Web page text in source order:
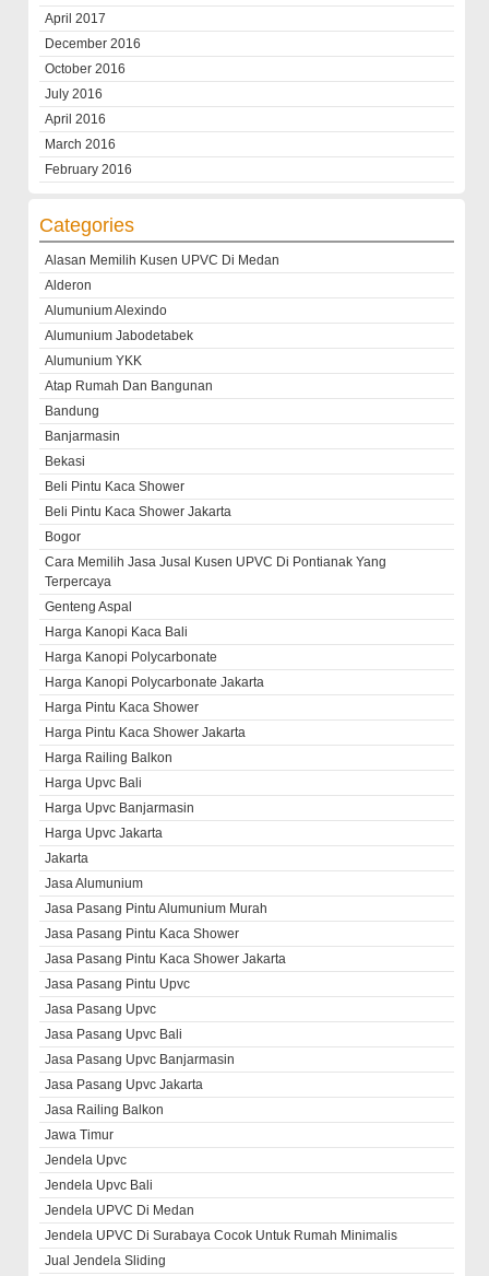
April 2017
December 2016
October 2016
July 2016
April 2016
March 2016
February 2016
Categories
Alasan Memilih Kusen UPVC Di Medan
Alderon
Alumunium Alexindo
Alumunium Jabodetabek
Alumunium YKK
Atap Rumah Dan Bangunan
Bandung
Banjarmasin
Bekasi
Beli Pintu Kaca Shower
Beli Pintu Kaca Shower Jakarta
Bogor
Cara Memilih Jasa Jusal Kusen UPVC Di Pontianak Yang
Terpercaya
Genteng Aspal
Harga Kanopi Kaca Bali
Harga Kanopi Polycarbonate
Harga Kanopi Polycarbonate Jakarta
Harga Pintu Kaca Shower
Harga Pintu Kaca Shower Jakarta
Harga Railing Balkon
Harga Upvc Bali
Harga Upvc Banjarmasin
Harga Upvc Jakarta
Jakarta
Jasa Alumunium
Jasa Pasang Pintu Alumunium Murah
Jasa Pasang Pintu Kaca Shower
Jasa Pasang Pintu Kaca Shower Jakarta
Jasa Pasang Pintu Upvc
Jasa Pasang Upvc
Jasa Pasang Upvc Bali
Jasa Pasang Upvc Banjarmasin
Jasa Pasang Upvc Jakarta
Jasa Railing Balkon
Jawa Timur
Jendela Upvc
Jendela Upvc Bali
Jendela UPVC Di Medan
Jendela UPVC Di Surabaya Cocok Untuk Rumah Minimalis
Jual Jendela Sliding